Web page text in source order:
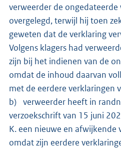
verweerder de
overgelegd, terwijl hij toen
geweten dat de verklaring
Volgens klagers had
zijn bij het indienen van de
omdat de inhoud daarvan
met de eerdere verklaringen
b) verweerder heeft in
verzoekschrift van 15 juni
K. een nieuwe en
omdat zijn eerdere